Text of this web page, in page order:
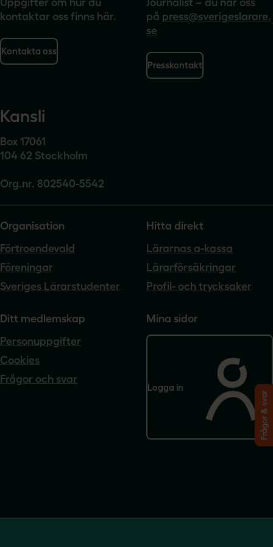
Uppgifter om hur du
kontaktar oss finns här.
Kontakta oss
Journalist – du når oss
på press@sverigeslarare.
se
Presskontakt
Kansli
Box 17061
104 62 Stockholm
Org.nr. 802540-5542
Organisation
Förtroendevald
Föreningar
Sveriges Lärarstudenter
Hitta direkt
Lärarnas a-kassa
Lärarförsäkringar
Profil- och trycksaker
Ditt medlemskap
Personuppgifter
Cookies
Frågor och svar
Mina sidor
Logga in
Frågor & svar